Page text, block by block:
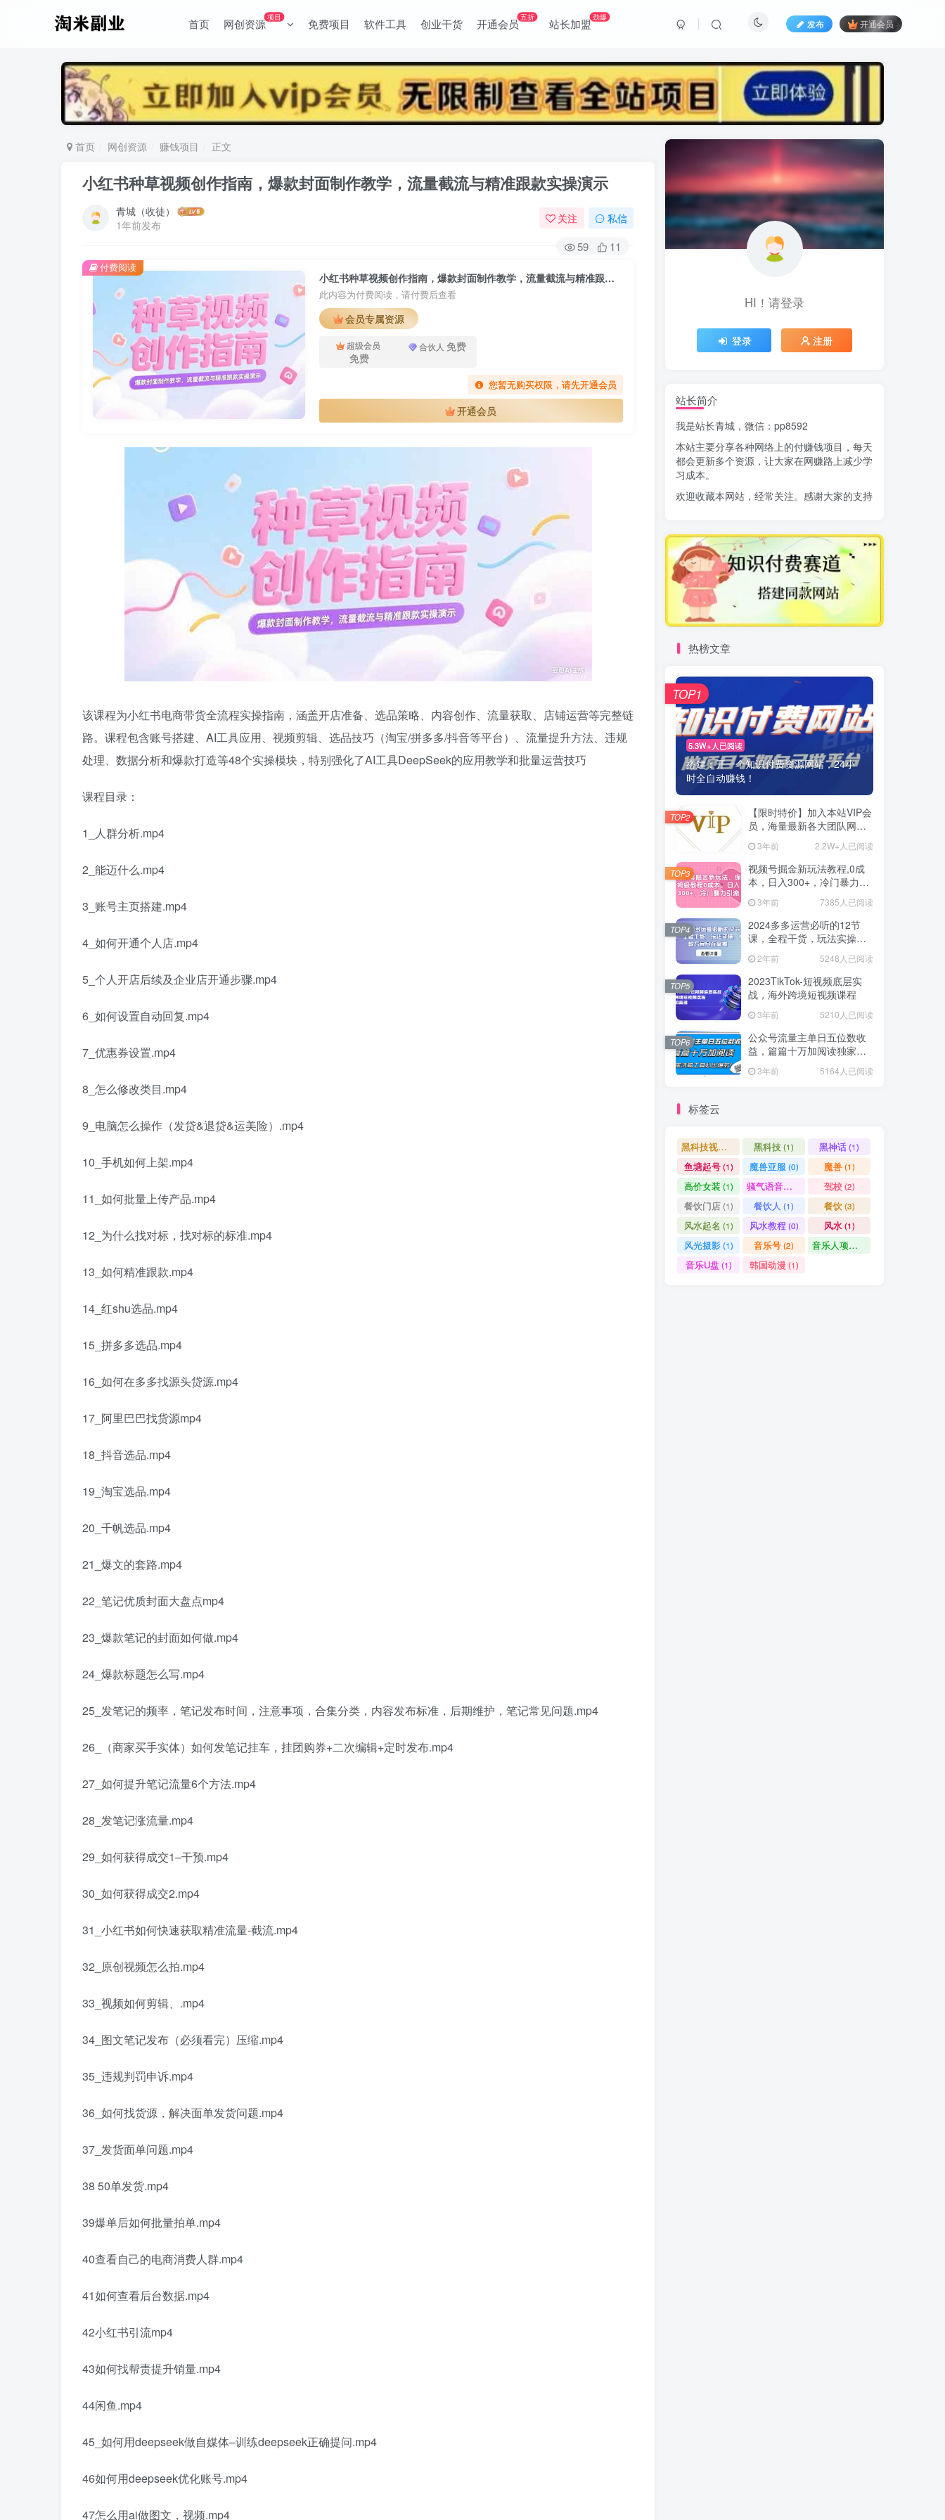
首页 网创资源项目 免费项目 软件工具 创业干货 开通会员五折 站长加盟劲爆
发布 开通会员
首页 网创资源 赚钱项目 正文
小红书种草视频创作指南，爆款封面制作教学，流量截流与精准跟款实操演示
青城（收徒）
1年前发布
关注 私信
59 11
小红书种草视频创作指南，爆款封面制作教学，流量截流与精准跟款实操演示
此内容为付费阅读，请付费后查看
会员专属资源
超级会员
免费
合伙人 免费
您暂无购买权限，请先开通会员
开通会员
付费阅读
该课程为小红书电商带货全流程实操指南，涵盖开店准备、选品策略、内容创作、流量获取、店铺运营等完整链
路。课程包含账号搭建、AI工具应用、视频剪辑、选品技巧（淘宝/拼多多/抖音等平台）、流量提升方法、违规
处理、数据分析和爆款打造等48个实操模块，特别强化了AI工具DeepSeek的应用教学和批量运营技巧
课程目录：
1_人群分析.mp4
2_能迈什么.mp4
3_账号主页搭建.mp4
4_如何开通个人店.mp4
5_个人开店后续及企业店开通步骤.mp4
6_如何设置自动回复.mp4
7_优惠券设置.mp4
8_怎么修改类目.mp4
9_电脑怎么操作（发贷&退贷&运美险）.mp4
10_手机如何上架.mp4
11_如何批量上传产品.mp4
12_为什么找对标，找对标的标准.mp4
13_如何精准跟款.mp4
14_红shu选品.mp4
15_拼多多选品.mp4
16_如何在多多找源头贷源.mp4
17_阿里巴巴找货源mp4
18_抖音选品.mp4
19_淘宝选品.mp4
20_千帆选品.mp4
21_爆文的套路.mp4
22_笔记优质封面大盘点mp4
23_爆款笔记的封面如何做.mp4
24_爆款标题怎么写.mp4
25_发笔记的频率，笔记发布时间，注意事项，合集分类，内容发布标准，后期维护，笔记常见问题.mp4
26_（商家买手实体）如何发笔记挂车，挂团购券+二次编辑+定时发布.mp4
27_如何提升笔记流量6个方法.mp4
28_发笔记涨流量.mp4
29_如何获得成交1–干预.mp4
30_如何获得成交2.mp4
31_小红书如何快速获取精准流量-截流.mp4
32_原创视频怎么拍.mp4
33_视频如何剪辑、.mp4
34_图文笔记发布（必须看完）压缩.mp4
35_违规判罚申诉.mp4
36_如何找货源，解决面单发货问题.mp4
37_发货面单问题.mp4
38 50单发货.mp4
39爆单后如何批量拍单.mp4
40查看自己的电商消费人群.mp4
41如何查看后台数据.mp4
42小红书引流mp4
43如何找帮责提升销量.mp4
44闲鱼.mp4
45_如何用deepseek做自媒体–训练deepseek正确提问.mp4
46如何用deepseek优化账号.mp4
47怎么用ai做图文，视频.mp4
标签云
(1)黑科技 黑神话
鱼塘起号(1) 魔兽亚服(0) 魔兽(1)
骚气语音包
餐饮门店(1) 餐饮人(1) 餐饮(3)
(1) 风水教程(0) 风水(1)
风光摄影(1) 音乐号 音乐人项目(0)
音乐U盘(1) 韩国动漫(1)
HI！请登录
登录 注册
站长简介
我是站长青城，微信：pp8592
本站主要分享各种网络上的付赚钱项目，每天
都会更新多个资源，让大家在网赚路上减少学
习成本。
欢迎收藏本网站，经常关注。感谢大家的支持
热榜文章
5.3W+人已阅读
搭建：开一个知识付费资源网站，24小
时全自动赚钱！
TOP1
【限时特价】加入本站VIP会
员，海量最新各大团队网赚
内部教程全免费，每天持续
更新！
3年前 2.2W+人已阅读
TOP2
视频号掘金新玩法教程,0成
本，日入300+，冷门暴力引
流 3年前 7385人已阅读
TOP3
2024多多运营必听的12节
课，全程干货，玩法实操，
爆款方案尽在掌握
2年前 5248人已阅读
TOP4
2023TikTok-短视频底层实
战，海外跨境短视频课程
3年前 5210人已阅读
TOP5
公众号流量主单日五位数收
益，篇篇十万加阅读独家洗
稿工具必出爆款！
3年前 5164人已阅读
TOP6
标签云
黑科技视频搬运 (1)黑科技(1) 黑神话(1)
鱼塘起号(1) 魔兽亚服 (0) 魔兽(1)
高价女装 (1) 骚气语音包 驾校(2)
餐饮门店(1) 餐饮人 (1) 餐饮(3)
风水起名 (1) 风水教程 (0) 风水 (1)
风光摄影(1) 音乐号(2) 音乐人项目
音乐U盘 (1) 韩国动漫 (1)